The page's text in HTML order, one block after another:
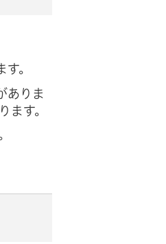
。
ありま
ます。